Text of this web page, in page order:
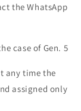
the WhatsApp
case of Gen. 5
any time the
assigned only